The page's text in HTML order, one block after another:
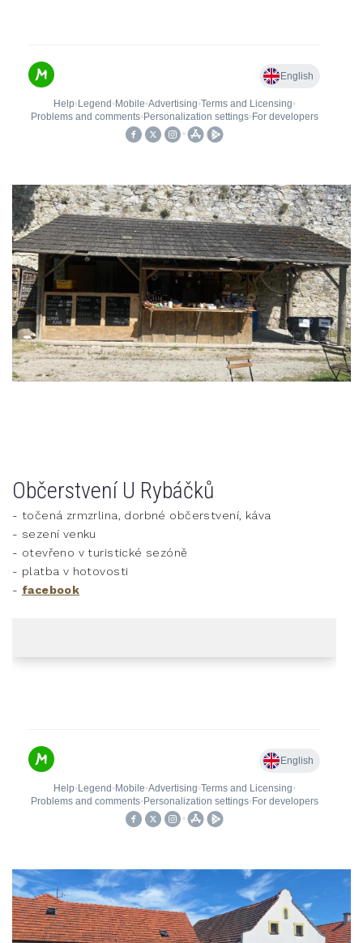
Občerstvení U Rybáčků
- točená zrmzrlina, dorbné občerstvení, káva
- sezení venku
- otevřeno v turistické sezóně
- platba v hotovosti
- facebook